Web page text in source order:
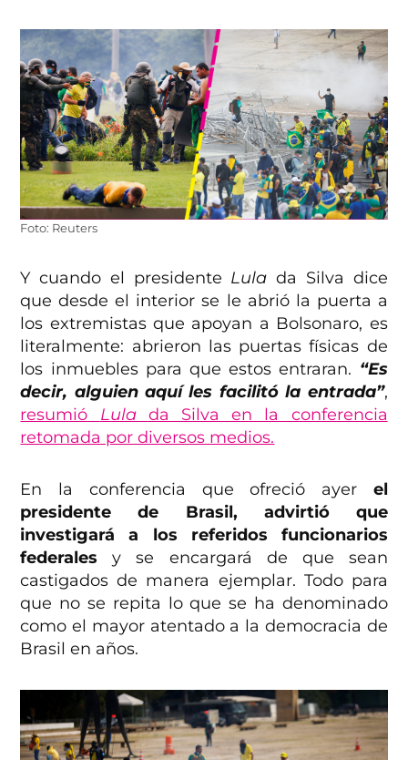
Foto: Reuters
Y cuando el presidente Lula da Silva dice
que desde el interior se le abrió la puerta a
los extremistas que apoyan a Bolsonaro, es
literalmente: abrieron las puertas físicas de
los inmuebles para que estos entraran. “Es
decir, alguien aquí les facilitó la entrada”,
resumió Lula da Silva en la conferencia
retomada por diversos medios.
En la conferencia que ofreció ayer el
presidente de Brasil, advirtió que
investigará a los referidos funcionarios
federalesy se encargará de que sean
castigados de manera ejemplar. Todo para
que no se repita lo que se ha denominado
como el mayor atentado a la democracia de
Brasil en años.